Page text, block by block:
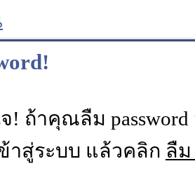
จ! ถ้าคุณลืม
าสู่ระบบ แล้วคลิก ลืม